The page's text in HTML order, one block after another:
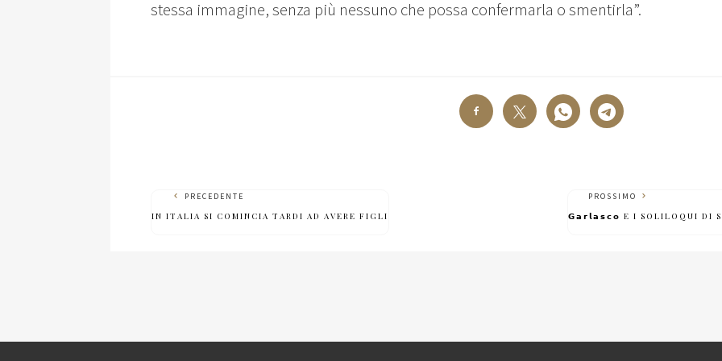
stessa immagine, senza più nessuno che possa confermarla o smentirla”.
PRECEDENTE
IN ITALIA SI COMINCIA TARDI AD AVERE FIGLI
PROSSIMO
𝗚𝗮𝗿𝗹𝗮𝘀𝗰𝗼 E I SOLILOQUI DI